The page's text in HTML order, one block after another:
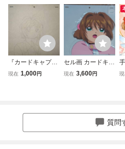
『カードキャプタ
ーさくら』木之本
現在 1,000円
セル画 カードキャ
プターさくら 木
現在 3,600円 現
質問